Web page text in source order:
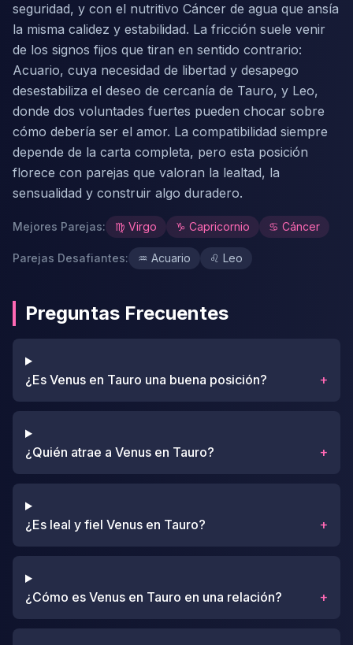
seguridad, y con el nutritivo Cáncer de agua que ansía
la misma calidez y estabilidad. La fricción suele venir
de los signos fijos que tiran en sentido contrario:
Acuario, cuya necesidad de libertad y desapego
desestabiliza el deseo de cercanía de Tauro, y Leo,
donde dos voluntades fuertes pueden chocar sobre
cómo debería ser el amor. La compatibilidad siempre
depende de la carta completa, pero esta posición
florece con parejas que valoran la lealtad, la
sensualidad y construir algo duradero.
Mejores Parejas: ♍ Virgo ♑ Capricornio ♋ Cáncer
Parejas Desafiantes: ♒ Acuario ♌ Leo
Preguntas Frecuentes
¿Es Venus en Tauro una buena posición? +
¿Quién atrae a Venus en Tauro? +
¿Es leal y fiel Venus en Tauro? +
¿Cómo es Venus en Tauro en una relación? +